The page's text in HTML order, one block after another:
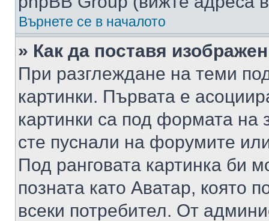
Върнете се в началото
» Как да поставя
При разглеждане на теми
картинки. Първата е
картинки са под формата на
сте пуснали на форумите
Под ранговата картинка би
позната като Аватар, която
всеки потребител. От